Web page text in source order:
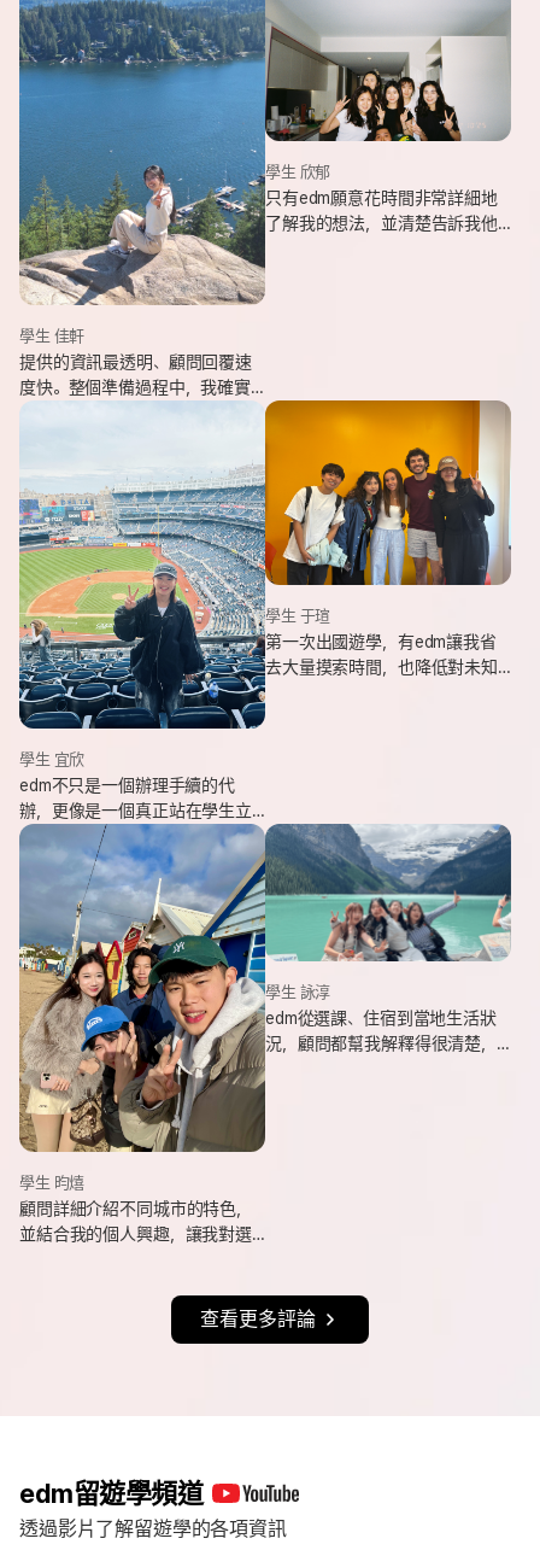
追逐我一直想完成的留遊學夢
想。
學生 佳軒
提供的資訊最透明、顧問回覆速
度快。整個準備過程中，我確實
也感受到edm的用心與專業。抵
學生 欣郁
只有edm願意花時間非常詳細地
了解我的想法，並清楚告訴我他
學生 宜欣
edm不只是一個辦理手續的代
辦，更像是一個真正站在學生立
場、陪伴並支持你完成留遊學夢
想的夥伴。這也是我會想推薦
edm的原因。
學生 于瑄
第一次出國遊學，有edm讓我省
去大量摸索時間，也降低對未知
學生 昀熺
顧問詳細介紹不同城市的特色，
並結合我的個人興趣，讓我對選
學生 詠淳
edm從選課、住宿到當地生活狀
況，顧問都幫我解釋得很清楚，
查看更多評論
edm留遊學頻道
透過影片了解留遊學的各項資訊